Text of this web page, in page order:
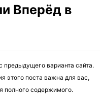
Вперёд в
предыдущего варианта сайта.
этого поста важна для вас,
полного содержимого.